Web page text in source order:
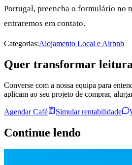
Portugal, preencha o formulário no
entraremos em contato.
Categorias:Alojamento Local e Airbnb
Quer transformar leitura
Converse com a nossa equipa para
aplicam ao seu projeto de comprar,
Agendar Café Simular rentabilidade
Continue lendo